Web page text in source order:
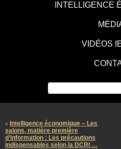
INTELLIGENCE
VIDÉOS
«
Intelligence économique – Les
salons, matière première
d’information : Les précautions
indispensables selon la DCRI …